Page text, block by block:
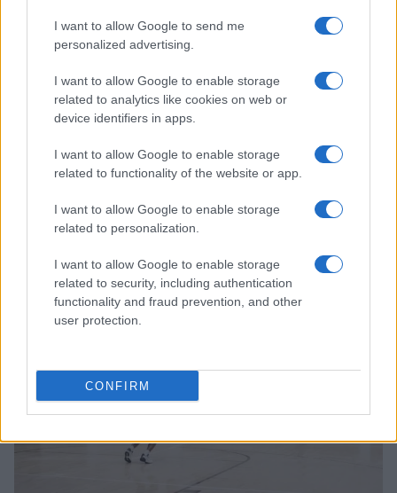
I want to allow Google to send me
personalized advertising.
I want to allow Google to enable storage
related to analytics like cookies on web or
device identifiers in apps.
I want to allow Google to enable storage
related to functionality of the website or app.
I want to allow Google to enable storage
related to personalization.
I want to allow Google to enable storage
related to security, including authentication
functionality and fraud prevention, and other
user protection.
CONFIRM
Pistoia Basket 2000 annuncia la partnership con
L’Arte dello Sport per la stagione 2026/27
Ilaria Mauri · 6 Ago 2026
BASKET